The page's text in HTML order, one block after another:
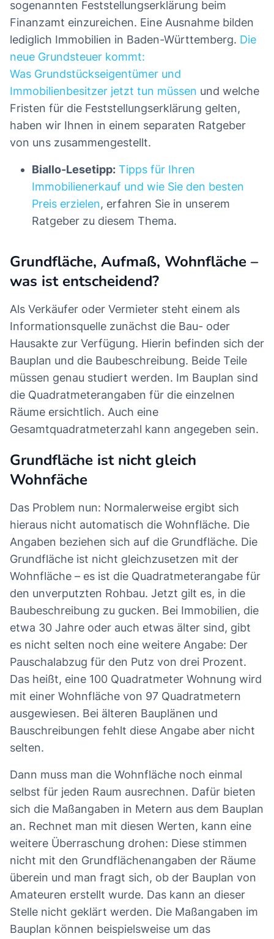
sogenannten Feststellungserklärung beim
Finanzamt einzureichen. Eine Ausnahme bilden
lediglich Immobilien in Baden-Württemberg. Die
neue Grundsteuer kommt:
Was Grundstückseigentümer und
Immobilienbesitzer jetzt tun müssen und welche
Fristen für die Feststellungserklärung gelten,
haben wir Ihnen in einem separaten Ratgeber
von uns zusammengestellt.
Biallo-Lesetipp: Tipps für Ihren
Immobilienerkauf und wie Sie den besten
Preis erzielen, erfahren Sie in unserem
Ratgeber zu diesem Thema.
Grundfläche, Aufmaß, Wohnfläche –
was ist entscheidend?
Als Verkäufer oder Vermieter steht einem als
Informationsquelle zunächst die Bau- oder
Hausakte zur Verfügung. Hierin befinden sich der
Bauplan und die Baubeschreibung. Beide Teile
müssen genau studiert werden. Im Bauplan sind
die Quadratmeterangaben für die einzelnen
Räume ersichtlich. Auch eine
Gesamtquadratmeterzahl kann angegeben sein.
Grundfläche ist nicht gleich
Wohnfäche
Das Problem nun: Normalerweise ergibt sich
hieraus nicht automatisch die Wohnfläche. Die
Angaben beziehen sich auf die Grundfläche. Die
Grundfläche ist nicht gleichzusetzen mit der
Wohnfläche – es ist die Quadratmeterangabe für
den unverputzten Rohbau. Jetzt gilt es, in die
Baubeschreibung zu gucken. Bei Immobilien, die
etwa 30 Jahre oder auch etwas älter sind, gibt
es nicht selten noch eine weitere Angabe: Der
Pauschalabzug für den Putz von drei Prozent.
Das heißt, eine 100 Quadratmeter Wohnung wird
mit einer Wohnfläche von 97 Quadratmetern
ausgewiesen. Bei älteren Bauplänen und
Bauschreibungen fehlt diese Angabe aber nicht
selten.
Dann muss man die Wohnfläche noch einmal
selbst für jeden Raum ausrechnen. Dafür bieten
sich die Maßangaben in Metern aus dem Bauplan
an. Rechnet man mit diesen Werten, kann eine
weitere Überraschung drohen: Diese stimmen
nicht mit den Grundflächenangaben der Räume
überein und man fragt sich, ob der Bauplan von
Amateuren erstellt wurde. Das kann an dieser
Stelle nicht geklärt werden. Die Maßangaben im
Bauplan können beispielsweise um das